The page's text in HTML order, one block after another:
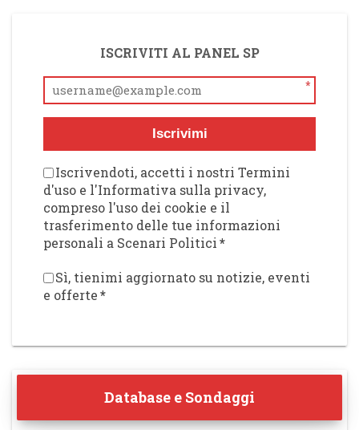
ISCRIVITI AL PANEL SP
*
Iscrivimi
Iscrivendoti, accetti i nostri Termini
d'uso e l'Informativa sulla privacy,
compreso l'uso dei cookie e il
trasferimento delle tue informazioni
personali a Scenari Politici*
Sì, tienimi aggiornato su notizie, eventi
e offerte*
Database e Sondaggi